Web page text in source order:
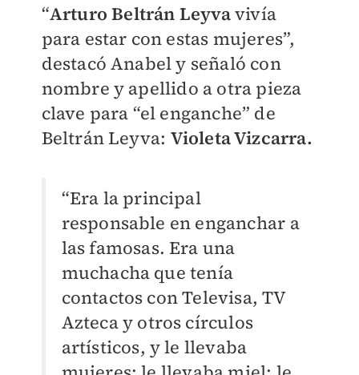
“Arturo Beltrán Leyvavivía
para estar con estas mujeres”,
destacó Anabel y señaló con
nombre y apellido a otra pieza
clave para “el enganche” de
Beltrán Leyva: Violeta Vizcarra.
“Era la principal
responsable en enganchar a
las famosas. Era una
muchacha que tenía
contactos con Televisa, TV
Azteca y otros círculos
artísticos, y le llevaba